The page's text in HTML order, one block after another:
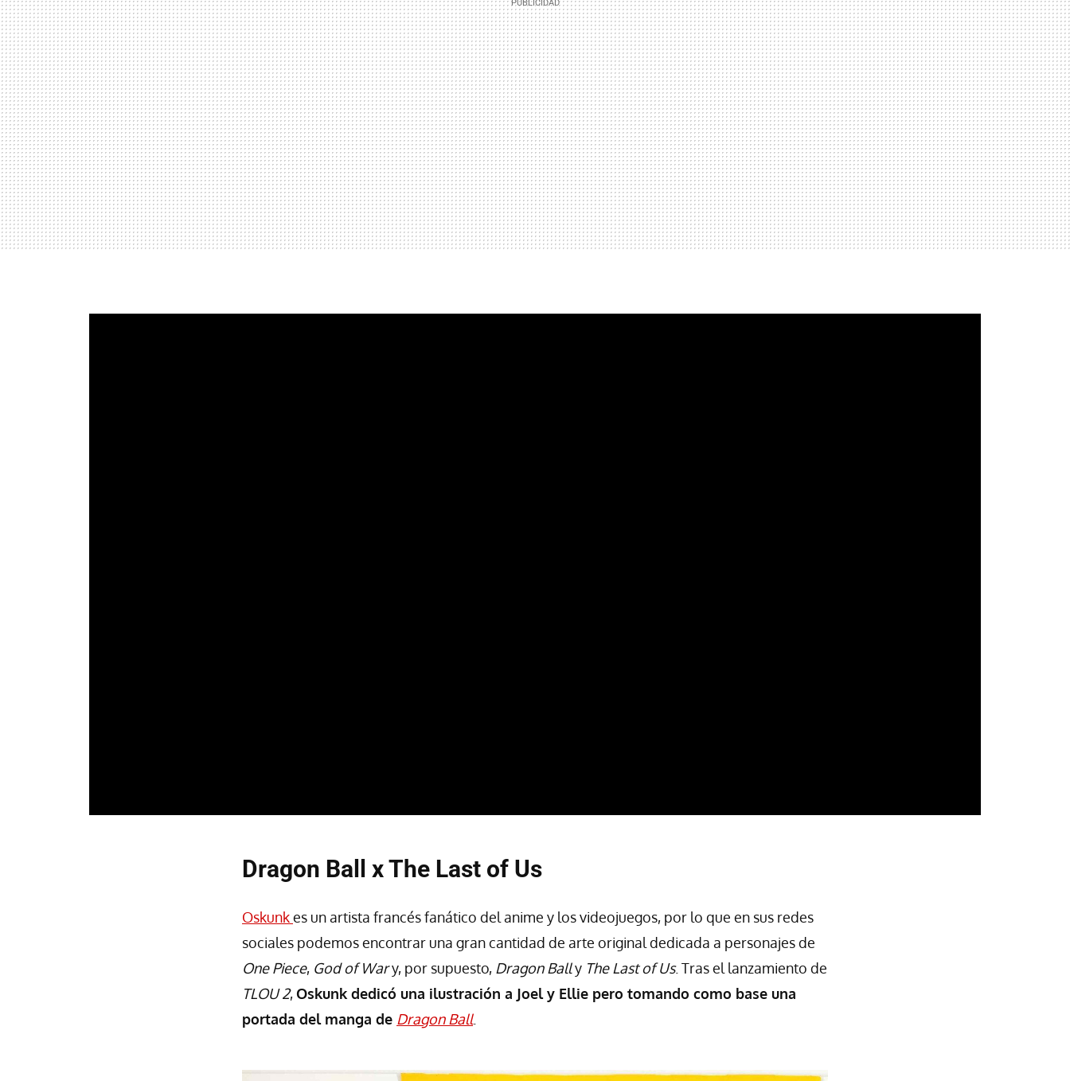
Dragon Ball x The Last of Us
Oskunkes un artista francés fanático del anime y los videojuegos, por lo que en sus redes
sociales podemos encontrar una gran cantidad de arte original dedicada a personajes de
One Piece, God of Wary, por supuesto, Dragon Bally The Last of Us. Tras el lanzamiento de
TLOU 2,Oskunk dedicó una ilustración a Joel y Ellie pero tomando como base una
portada del manga de Dragon Ball.